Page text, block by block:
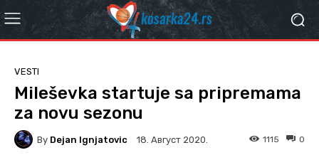
VESTI
Mileševka startuje sa pripremama
za novu sezonu
By Dejan Ignjatovic 18. Август 2020. 0
1115